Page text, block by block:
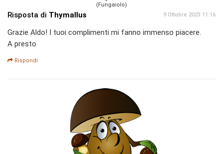
(Fungaiolo)
Risposta di Thymallus 9 Ottobre 2023 11:16
Grazie Aldo! I tuoi complimenti mi fanno immenso piacere.
A presto
Rispondi